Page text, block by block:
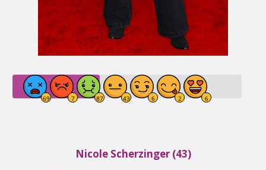
Nicole Scherzinger (43)